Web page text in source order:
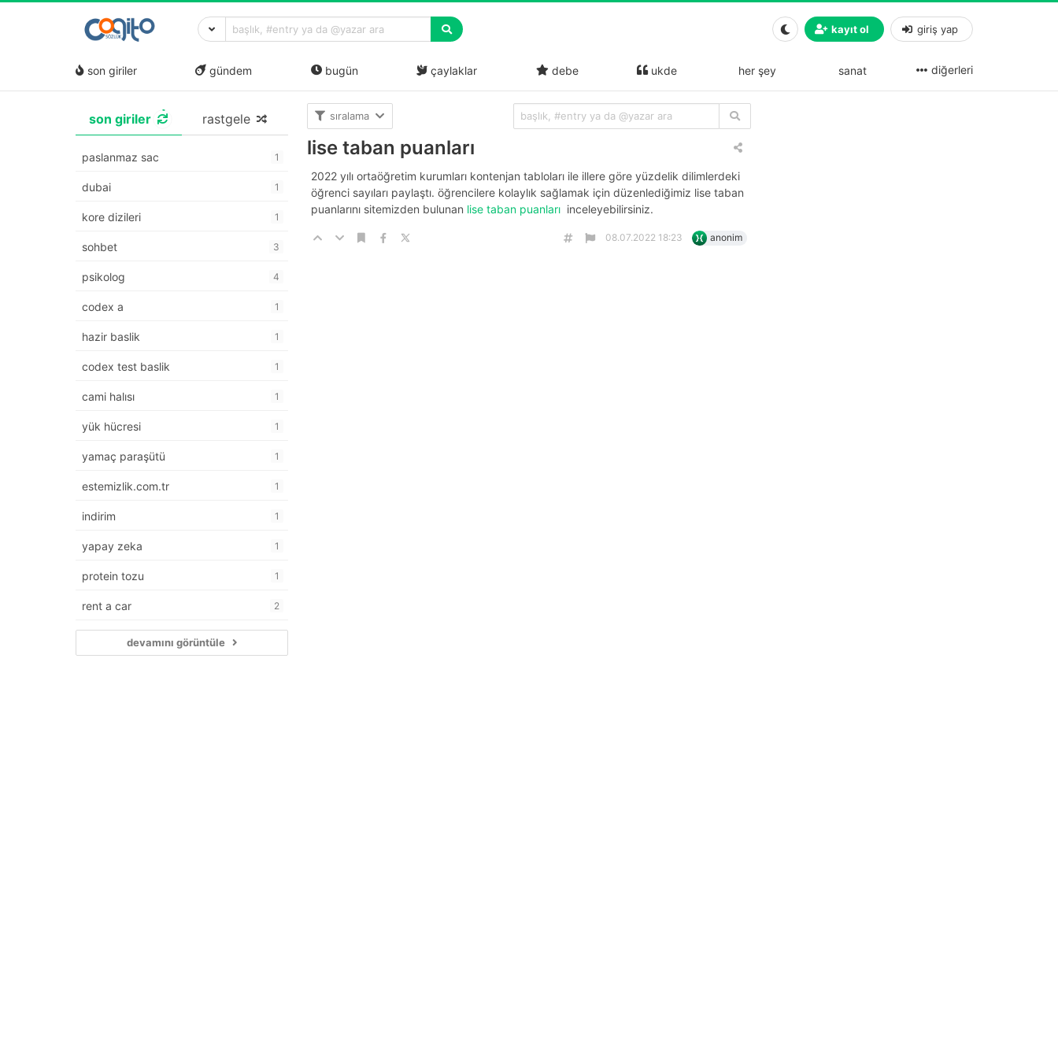
kayıt ol giriş yap
son giriler gündem bugün çaylaklar debe ukde her şey sanat diğerleri
son giriler rastgele
paslanmaz sac 1
dubai 1
kore dizileri 1
sohbet 3
psikolog 4
codex a 1
hazir baslik 1
codex test baslik 1
cami halısı 1
yük hücresi 1
yamaç paraşütü 1
estemizlik.com.tr 1
indirim 1
yapay zeka 1
protein tozu 1
rent a car 2
devamını görüntüle
sıralama
lise taban puanları
2022 yılı ortaöğretim kurumları kontenjan tabloları ile illere göre yüzdelik dilimlerdeki
öğrenci sayıları paylaştı. öğrencilere kolaylık sağlamak için düzenlediğimiz lise taban
puanlarını sitemizden bulunan lise taban puanları inceleyebilirsiniz.
08.07.2022 18:23 anonim